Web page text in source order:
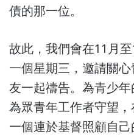
債的那一位。
故此，我們會在11月
一個星期三，邀請關
友一起禱告。為青少
為眾青年工作者守望
一個連於基督照顧自